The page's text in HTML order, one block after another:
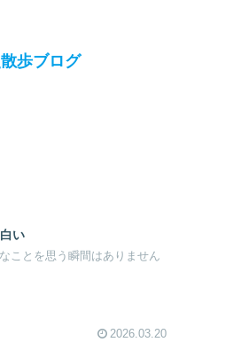
歩ブログ
い
ことを思う瞬間はありません
2026.03.20